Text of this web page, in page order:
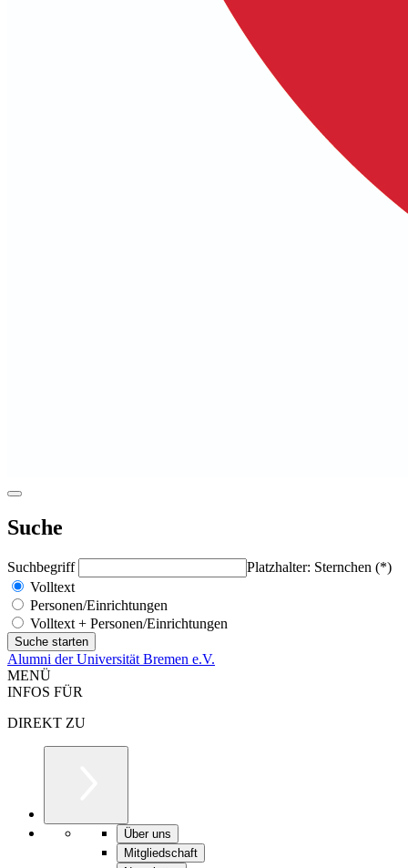
Suche
Suchbegriff
Platzhalter: Sternchen (*)
Volltext
Personen/Einrichtungen
Volltext + Personen/Einrichtungen
Alumni der Universität Bremen e.V.
MENÜ
INFOS FÜR
DIREKT ZU
Über uns
Mitgliedschaft